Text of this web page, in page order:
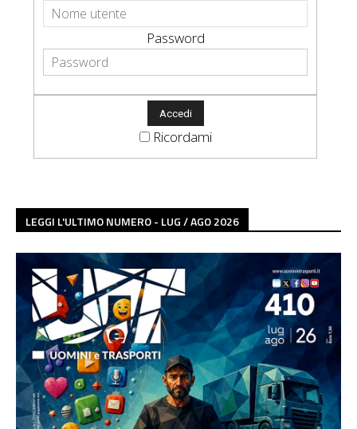
Password
Ricordami
LEGGI L'ULTIMO NUMERO - LUG / AGO 2026